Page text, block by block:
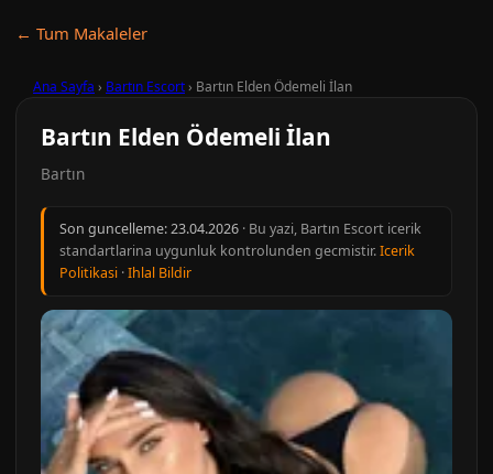
← Tum Makaleler
Ana Sayfa › Bartın Escort› Bartın Elden Ödemeli İlan
Bartın Elden Ödemeli İlan
Bartın
Son guncelleme:23.04.2026 · Bu yazi, Bartın Escort icerik
standartlarina uygunluk kontrolunden gecmistir.Icerik
Politikasi ·Ihlal Bildir